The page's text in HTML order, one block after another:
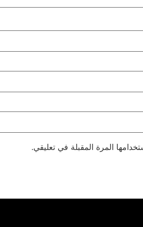
المرة المقبلة في تعليقي.